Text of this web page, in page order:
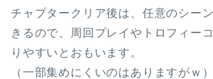
チャプタークリア後は、任意のシー
きるので、周回プレイやトロフィー
りやすいとおもいます。
（一部集めにくいのはありますがｗ）